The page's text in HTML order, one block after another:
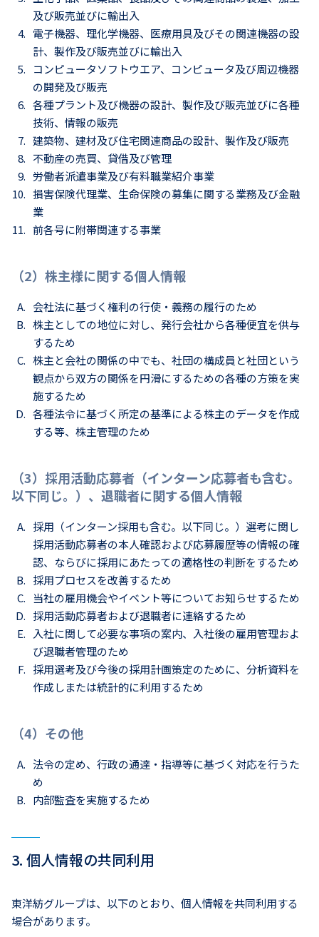
及び販売並びに輸出入
電子機器、理化学機器、医療用具及びその関連機器の設
計、製作及び販売並びに輸出入
コンピュータソフトウエア、コンピュータ及び周辺機器
の開発及び販売
各種プラント及び機器の設計、製作及び販売並びに各種
技術、情報の販売
建築物、建材及び住宅関連商品の設計、製作及び販売
不動産の売買、貸借及び管理
労働者派遣事業及び有料職業紹介事業
損害保険代理業、生命保険の募集に関する業務及び金融
業
前各号に附帯関連する事業
（2）株主様に関する個人情報
会社法に基づく権利の行使・義務の履行のため
株主としての地位に対し、発行会社から各種便宜を供与
するため
株主と会社の関係の中でも、社団の構成員と社団という
観点から双方の関係を円滑にするための各種の方策を実
施するため
各種法令に基づく所定の基準による株主のデータを作成
する等、株主管理のため
（3）採用活動応募者（インターン応募者も含む。
以下同じ。）、退職者に関する個人情報
採用（インターン採用も含む。以下同じ。）選考に関し
採用活動応募者の本人確認および応募履歴等の情報の確
認、ならびに採用にあたっての適格性の判断をするため
採用プロセスを改善するため
当社の雇用機会やイベント等についてお知らせするため
採用活動応募者および退職者に連絡するため
入社に関して必要な事項の案内、入社後の雇用管理およ
び退職者管理のため
採用選考及び今後の採用計画策定のために、分析資料を
作成しまたは統計的に利用するため
（4）その他
法令の定め、行政の通達・指導等に基づく対応を行うた
め
内部監査を実施するため
3. 個人情報の共同利用
東洋紡グループは、以下のとおり、個人情報を共同利用する
場合があります。